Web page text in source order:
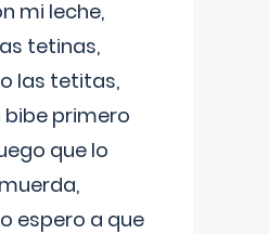
mi leche,
tetinas,
las tetitas,
bibe primero
que lo
espero a que